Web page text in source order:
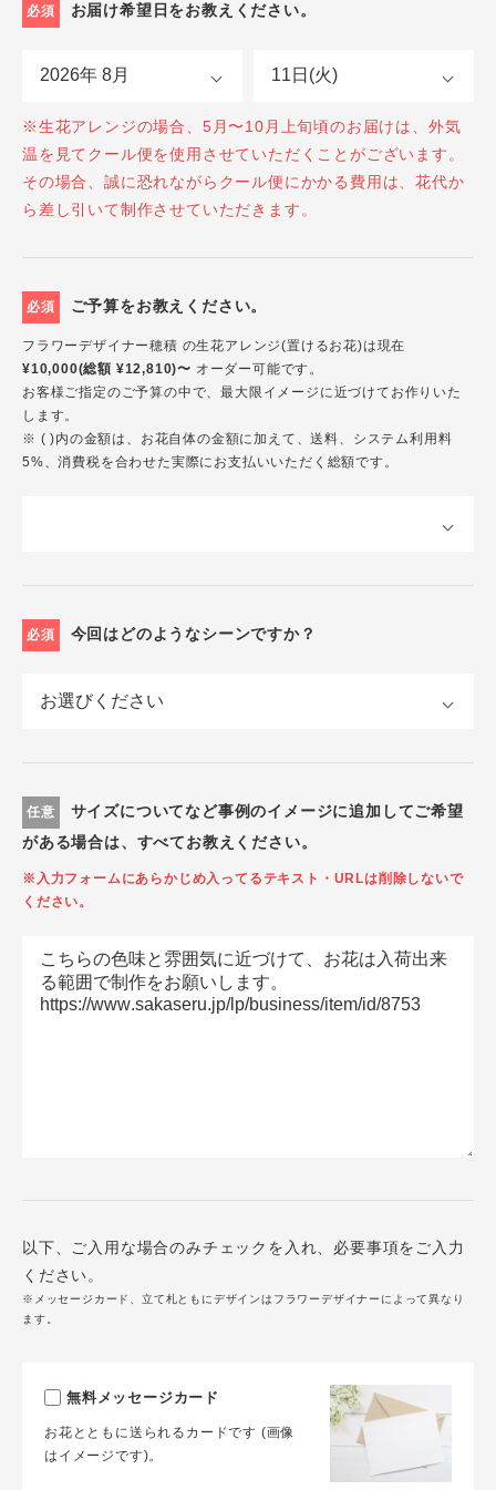
必須 お届け希望日をお教えください。
※生花アレンジの場合、5月〜10月上旬頃のお届けは、外気
温を見てクール便を使用させていただくことがございます。
その場合、誠に恐れながらクール便にかかる費用は、花代か
ら差し引いて制作させていただきます。
必須 ご予算をお教えください。
フラワーデザイナー穂積 の生花アレンジ(置けるお花)は現在
¥10,000(総額 ¥12,810)〜 オーダー可能です。
お客様ご指定のご予算の中で、最大限イメージに近づけてお作りいた
します。
※ ( )内の金額は、お花自体の金額に加えて、送料、システム利用料
5%、消費税を合わせた実際にお支払いいただく総額です。
必須 今回はどのようなシーンですか？
任意
サイズについてなど事例のイメージに追加してご希望
がある場合は、すべてお教えください。
※入力フォームにあらかじめ入ってるテキスト・URLは削除しないで
ください。
以下、ご入用な場合のみチェックを入れ、必要事項をご入力
ください。
※メッセージカード、立て札ともにデザインはフラワーデザイナーによって異なり
ます。
無料メッセージカード
お花とともに送られるカードです (画像
はイメージです)。